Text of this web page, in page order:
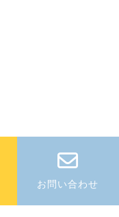
無料相談
お問い合わせ